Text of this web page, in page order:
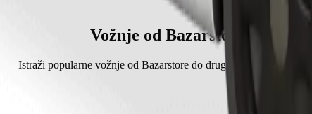
Mərkəzi s Bolt.
Vožnje od Bazarstore
Istraži popularne vožnje od Bazarstore do drugih lokacija u Gebele.